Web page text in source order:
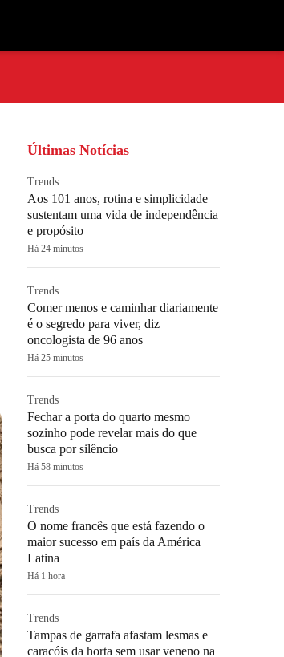
Últimas Notícias
Trends
Aos 101 anos, rotina e simplicidade
sustentam uma vida de independência
e propósito
Há 24 minutos
Trends
Comer menos e caminhar diariamente
é o segredo para viver, diz
oncologista de 96 anos
Há 25 minutos
Trends
Fechar a porta do quarto mesmo
sozinho pode revelar mais do que
busca por silêncio
Há 58 minutos
Trends
O nome francês que está fazendo o
maior sucesso em país da América
Latina
Há 1 hora
Trends
Tampas de garrafa afastam lesmas e
caracóis da horta sem usar veneno na